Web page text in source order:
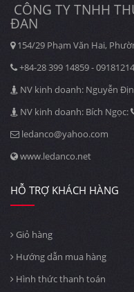
CÔNG TY TNHH
ĐAN
154/29 Phạm Văn Hai,
+84-28 399 14859 -
NV kinh doanh: Nguyễn
NV kinh doanh: Bích Ngọc:
ledanco@yahoo.com
www.ledanco.net
HỖ TRỢ KHÁCH HÀNG
Giỏ hàng
Hướng dẫn mua hàng
Hình thức thanh toán